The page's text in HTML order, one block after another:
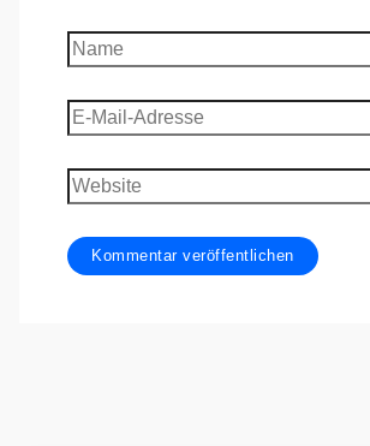
Name
E-
Mail-
Adresse
Website